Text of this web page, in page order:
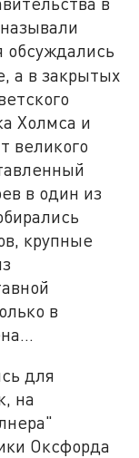
а в закрытых
Холмса и
великого
в один из
крупные
в
для
на
Оксфорда